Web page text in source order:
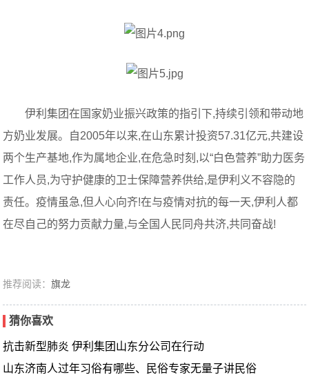
伊利集团在国家奶业振兴政策的指引下,持续引领和带动地
方奶业发展。自2005年以来,在山东累计投资57.31亿元,共建设
两个生产基地,作为属地企业,在危急时刻,以“白色营养”助力医务
工作人员,为守护健康的卫士保障营养供给,是伊利义不容隐的
责任。疫情虽急,但人心向齐!在与疫情对抗的每一天,伊利人都
在尽自己的努力贡献力量,与全国人民同舟共济,共同奋战!
推荐阅读：旗龙
猜你喜欢
抗击新型肺炎 伊利集团山东分公司在行动
山东济南人过年习俗有哪些、民俗专家无量子讲民俗